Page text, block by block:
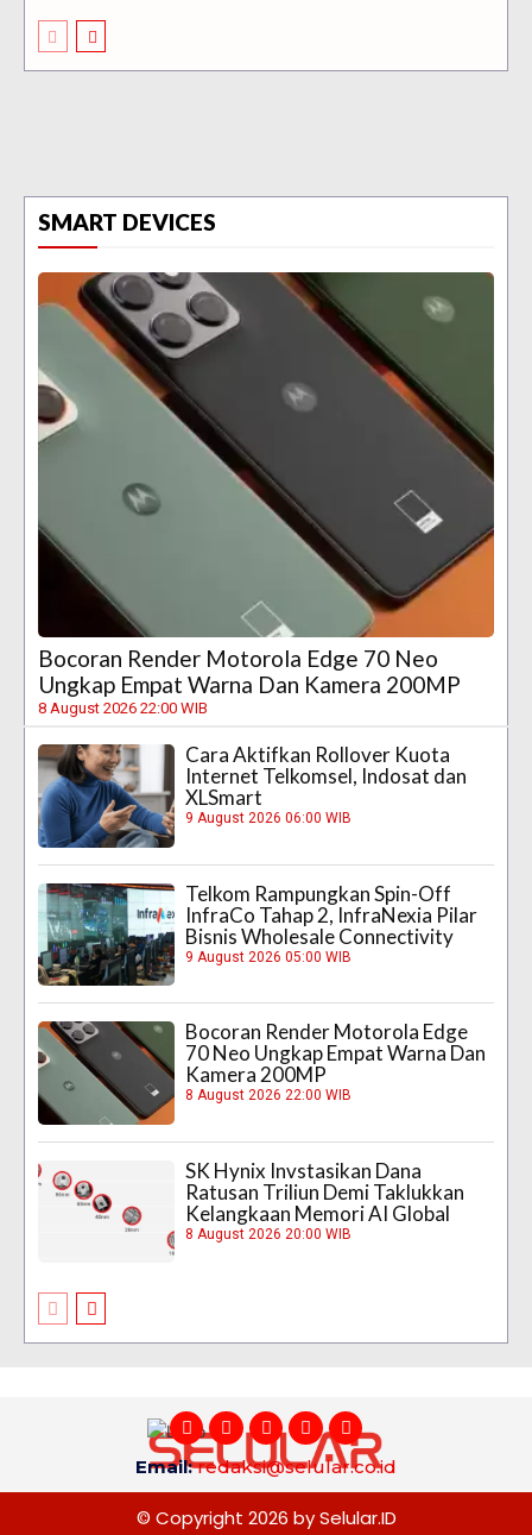
SMART DEVICES
Bocoran Render Motorola Edge 70 Neo
Ungkap Empat Warna Dan Kamera 200MP
8 August 2026 22:00 WIB
Cara Aktifkan Rollover Kuota
Internet Telkomsel, Indosat dan
XLSmart
9 August 2026 06:00 WIB
Telkom Rampungkan Spin-Off
InfraCo Tahap 2, InfraNexia Pilar
Bisnis Wholesale Connectivity
9 August 2026 05:00 WIB
Bocoran Render Motorola Edge
70 Neo Ungkap Empat Warna Dan
Kamera 200MP
8 August 2026 22:00 WIB
SK Hynix Invstasikan Dana
Ratusan Triliun Demi Taklukkan
Kelangkaan Memori AI Global
8 August 2026 20:00 WIB
Email:redaksi@selular.co.id
© Copyright 2026 by Selular.ID